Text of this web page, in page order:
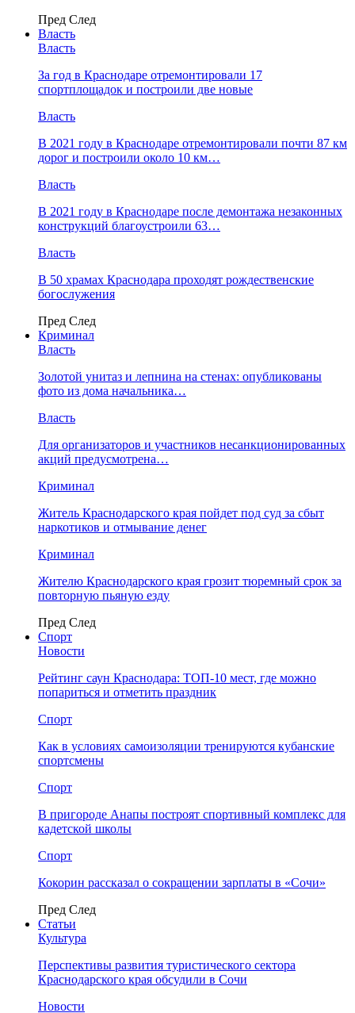
Пред След
Власть
Власть
За год в Краснодаре отремонтировали 17
спортплощадок и построили две новые
Власть
В 2021 году в Краснодаре отремонтировали почти 87 км
дорог и построили около 10 км…
Власть
В 2021 году в Краснодаре после демонтажа незаконных
конструкций благоустроили 63…
Власть
В 50 храмах Краснодара проходят рождественские
богослужения
Пред След
Криминал
Власть
​Золотой унитаз и лепнина на стенах: опубликованы
фото из дома начальника…
Власть
Для организаторов и участников несанкционированных
акций предусмотрена…
Криминал
Житель Краснодарского края пойдет под суд за сбыт
наркотиков и отмывание денег
Криминал
Жителю Краснодарского края грозит тюремный срок за
повторную пьяную езду
Пред След
Спорт
Новости
Рейтинг саун Краснодара: ТОП-10 мест, где можно
попариться и отметить праздник
Спорт
Как в условиях самоизоляции тренируются кубанские
спортсмены
Спорт
В пригороде Анапы построят спортивный комплекс для
кадетской школы
Спорт
Кокорин рассказал о сокращении зарплаты в «Сочи»
Пред След
Статьи
Культура
Перспективы развития туристического сектора
Краснодарского края обсудили в Сочи
Новости